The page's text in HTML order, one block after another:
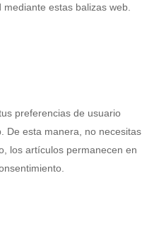
estas balizas web.
preferencias de usuario
De esta manera, no necesitas
los artículos permanecen en